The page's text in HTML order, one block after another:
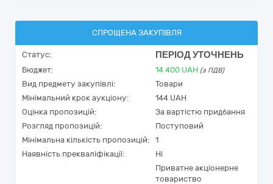
СПРОЩЕНА ЗАКУПІВЛЯ
Статус: ПЕРІОД УТОЧНЕНЬ
Бюджет: 14 400 UAH (з ПДВ)
Вид предмету закупівлі:
Товари
Мінімальний крок аукціону:
144 UAH
Оцінка пропозицій:
За вартістю придбання
Розгляд пропозицій:
Поступовий
Мінімальна кількість пропозицій:
1
Наявність прекваліфікації:
Ні
Приватне акцiонерне
товариство